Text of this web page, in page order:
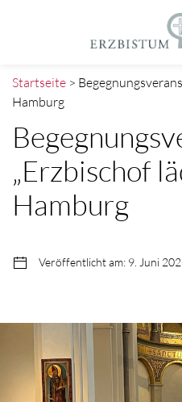
Startseite >
Hamburg
„Erzbischof
Hamburg
Veröffentlicht am: 9. Juni